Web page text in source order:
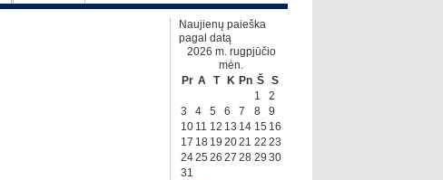
Naujienų paieška
pagal datą
2026 m. rugpjūčio
mėn.
Pr A T K Pn Š S
1
2
3
4 5 6 7 8
9
10 11 12 13 14 15 16
17 18 19 2021 22 23
2425 26 27 28 29 30
31